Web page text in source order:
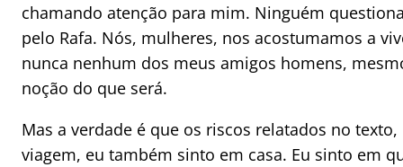
chamando atenção para mim. Ninguém
pelo Rafa. Nós, mulheres, nos acostumamos a
nunca nenhum dos meus amigos homens,
noção do que será.
Mas a verdade é que os riscos relatados no
viagem, eu também sinto em casa. Eu sinto em